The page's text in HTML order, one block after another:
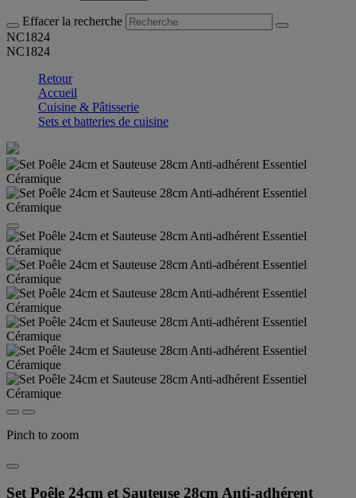
Effacer la recherche
NC1824
NC1824
Retour
Accueil
Cuisine & Pâtisserie
Sets et batteries de cuisine
Pinch to zoom
Set Poêle 24cm et Sauteuse 28cm Anti-adhérent